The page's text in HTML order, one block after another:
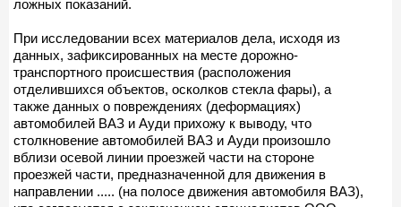
ложных показаний.
При исследовании всех материалов дела, исходя из
данных, зафиксированных на месте дорожно-
транспортного происшествия (расположения
отделившихся объектов, осколков стекла фары), а
также данных о повреждениях (деформациях)
автомобилей ВАЗ и Ауди прихожу к выводу, что
столкновение автомобилей ВАЗ и Ауди произошло
вблизи осевой линии проезжей части на стороне
проезжей части, предназначенной для движения в
направлении ..... (на полосе движения автомобиля ВАЗ),